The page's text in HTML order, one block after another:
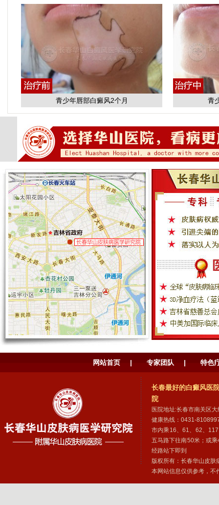
青少年唇部白癜风2个月 青
网站首页 | 专家团队 | 特色
长春最好的白癜风医
院
医院地址:长春市南关区
健康热线：0431-
市内乘16、61、62、
五马路下往南50米；或
经路站下即到
版权所有：长春华山皮肤
本网站信息仅供参考，不